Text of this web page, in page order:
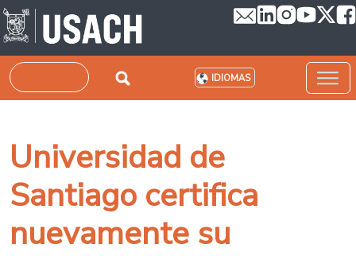
Pasar al contenido principal
Buscar IDIOMAS
Universidad de
Santiago certifica
nuevamente su